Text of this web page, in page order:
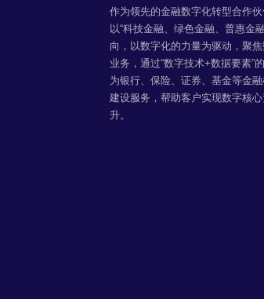
作为领先的金融数字化转型合作
以“科技金融、绿色金融、普惠金
向，以数字化的力量为驱动，聚
业务，通过“数字技术+数据要素”
为银行、保险、证券、基金等金
建设服务，帮助客户实现数字核
升。